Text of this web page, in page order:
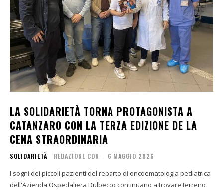
LA SOLIDARIETÀ TORNA PROTAGONISTA A
CATANZARO CON LA TERZA EDIZIONE DE LA
CENA STRAORDINARIA
SOLIDARIETÀ REDAZIONE CDN - 6 MAGGIO 2026
I sogni dei piccoli pazienti del reparto di oncoematologia pediatrica
dell'Azienda Ospedaliera Dulbecco continuano a trovare terreno